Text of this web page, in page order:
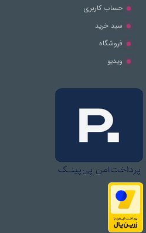
حساب کاربری
سبد خرید
فروشگاه
ویدیو